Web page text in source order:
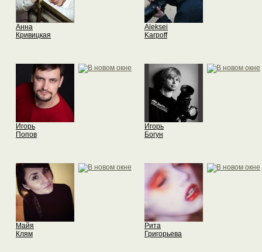
Анна
Кривицкая
Aleksei
Karpoff
Игорь
Попов
Игорь
Богун
Майя
Клям
Рита
Григорьева